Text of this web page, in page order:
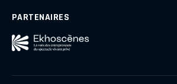
PARTENAIRES